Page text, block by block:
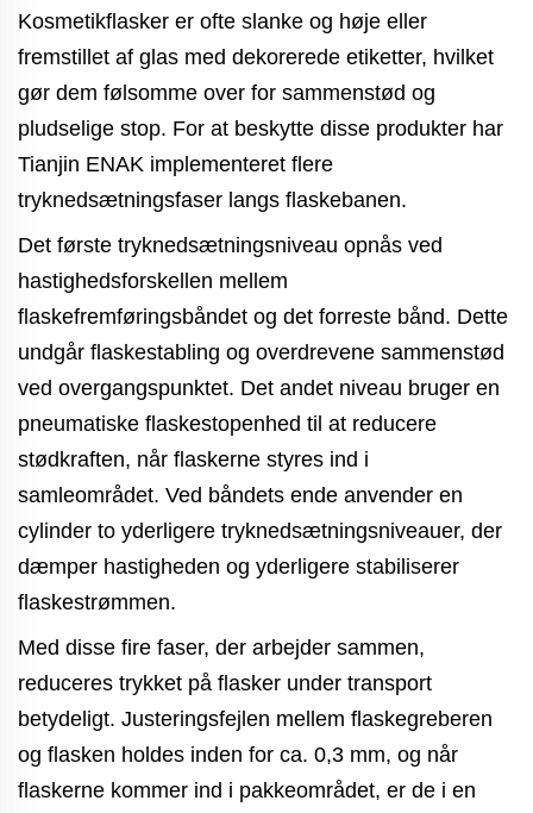
Kosmetikflasker er ofte slanke og høje eller
fremstillet af glas med dekorerede etiketter, hvilket
gør dem følsomme over for sammenstød og
pludselige stop. For at beskytte disse produkter har
Tianjin ENAK implementeret flere
tryknedsætningsfaser langs flaskebanen.
Det første tryknedsætningsniveau opnås ved
hastighedsforskellen mellem
flaskefremføringsbåndet og det forreste bånd. Dette
undgår flaskestabling og overdrevene sammenstød
ved overgangspunktet. Det andet niveau bruger en
pneumatiske flaskestopenhed til at reducere
stødkraften, når flaskerne styres ind i
samleområdet. Ved båndets ende anvender en
cylinder to yderligere tryknedsætningsniveauer, der
dæmper hastigheden og yderligere stabiliserer
flaskestrømmen.
Med disse fire faser, der arbejder sammen,
reduceres trykket på flasker under transport
betydeligt. Justeringsfejlen mellem flaskegreberen
og flasken holdes inden for ca. 0,3 mm, og når
flaskerne kommer ind i pakkeområdet, er de i en